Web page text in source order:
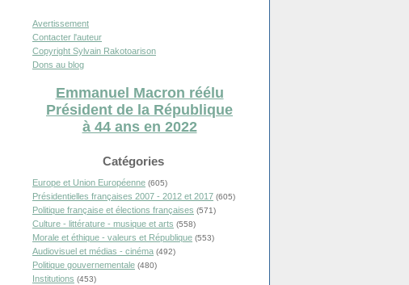
Avertissement
Contacter l'auteur
Copyright Sylvain Rakotoarison
Dons au blog
Emmanuel Macron réélu
Président de la République
à 44 ans en 2022
Catégories
Europe et Union Européenne (605)
Présidentielles françaises 2007 - 2012 et 2017 (605)
Politique française et élections françaises (571)
Culture - littérature - musique et arts (558)
Morale et éthique - valeurs et République (553)
Audiovisuel et médias - cinéma (492)
Politique gouvernementale (480)
Institutions (453)